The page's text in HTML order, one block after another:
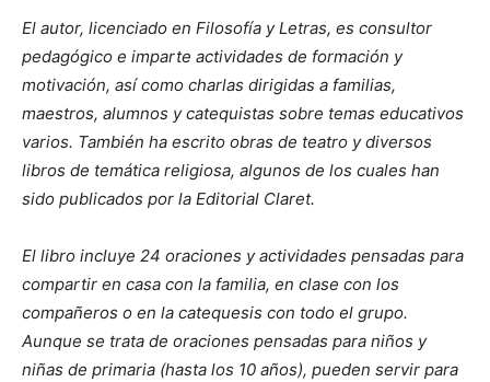
El autor, licenciado en Filosofía y Letras, es consultor
pedagógico e imparte actividades de formación y
motivación, así como charlas dirigidas a familias,
maestros, alumnos y catequistas sobre temas educativos
varios. También ha escrito obras de teatro y diversos
libros de temática religiosa, algunos de los cuales han
sido publicados por la Editorial Claret.
El libro incluye 24 oraciones y actividades pensadas para
compartir en casa con la familia, en clase con los
compañeros o en la catequesis con todo el grupo.
Aunque se trata de oraciones pensadas para niños y
niñas de primaria (hasta los 10 años), pueden servir para